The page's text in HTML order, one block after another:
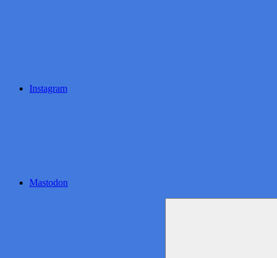
Instagram
Mastodon